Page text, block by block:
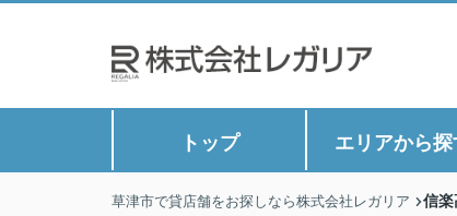
トップ エリアから探
草津市で貸店舗をお探しなら株式会社レガリア 信楽